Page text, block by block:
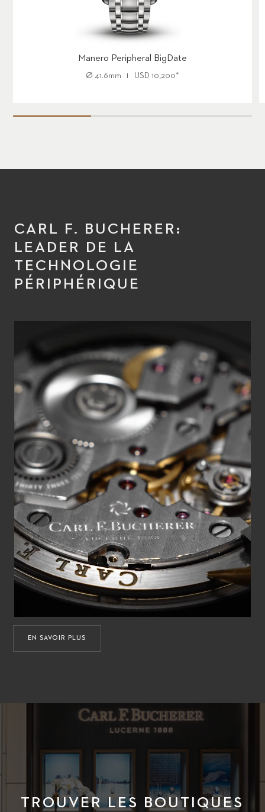
Manero Peripheral BigDate
Ø 41.6mm USD 10,200*
CARL F. BUCHERER:
LEADER DE LA
TECHNOLOGIE
PÉRIPHÉRIQUE
EN SAVOIR PLUS
TROUVER LES BOUTIQUES